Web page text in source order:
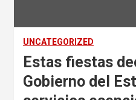
UNCATEGORIZED
Estas fiestas
Gobierno del